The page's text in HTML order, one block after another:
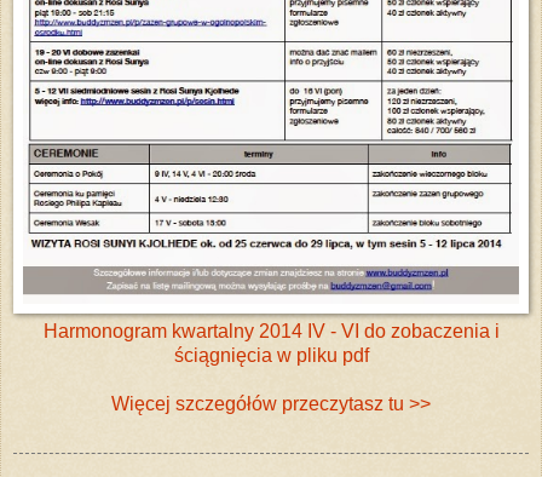
Harmonogram kwartalny 2014 IV - VI do zobaczenia i
ściągnięcia w pliku pdf
Więcej szczegółów przeczytasz tu >>